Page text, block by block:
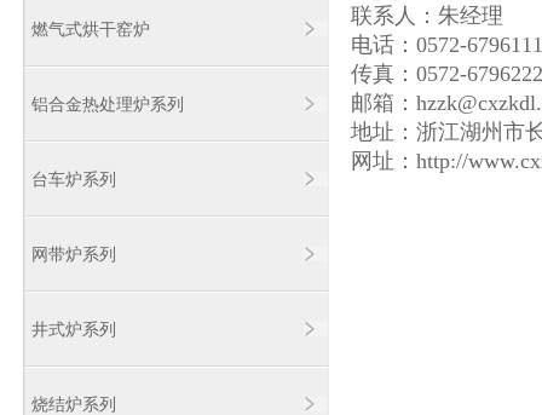
燃气式烘干窑炉
铝合金热处理炉系列
台车炉系列
网带炉系列
井式炉系列
烧结炉系列
联系人：朱经理
电话：0572-6796111
传真：0572-6796222
邮箱：
地址：浙江湖州市
网址：http://